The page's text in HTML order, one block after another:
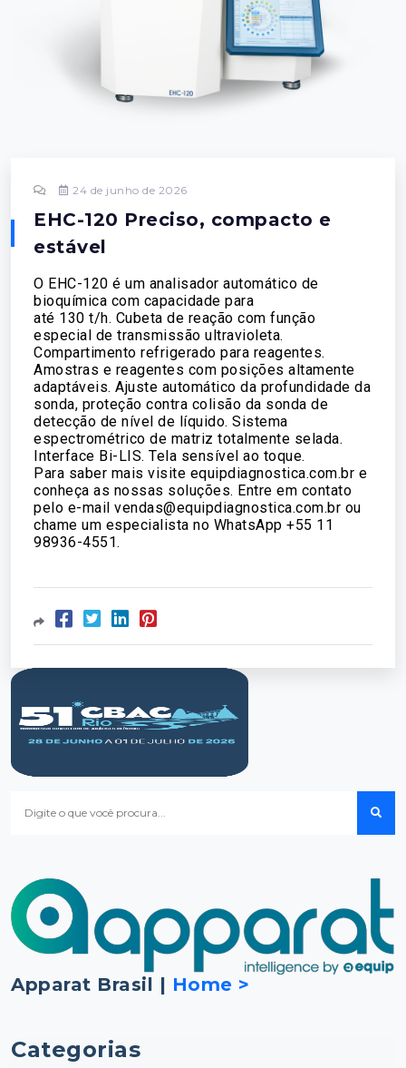
24 de junho de 2026
EHC-120 Preciso, compacto e
estável
O EHC-120 é um analisador automático de
bioquímica com capacidade para
até 130 t/h. Cubeta de reação com função
especial de transmissão ultravioleta.
Compartimento refrigerado para reagentes.
Amostras e reagentes com posições altamente
adaptáveis. Ajuste automático da profundidade da
sonda, proteção contra colisão da sonda de
detecção de nível de líquido. Sistema
espectrométrico de matriz totalmente selada.
Interface Bi-LIS. Tela sensível ao toque.
Para saber mais visite equipdiagnostica.com.br e
conheça as nossas soluções. Entre em contato
pelo e-mail vendas@equipdiagnostica.com.br ou
chame um especialista no WhatsApp +55 11
98936-4551.
Apparat Brasil | Home >
Categorias